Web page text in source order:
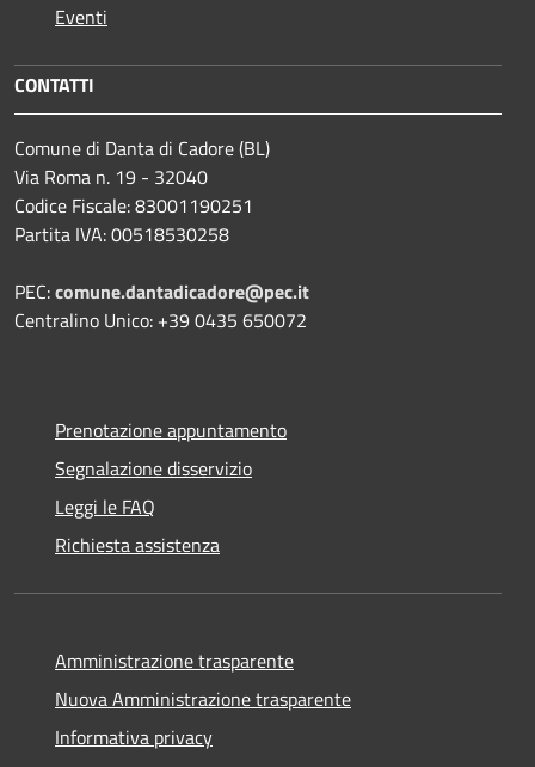
Eventi
CONTATTI
Comune di Danta di Cadore (BL)
Via Roma n. 19 - 32040
Codice Fiscale: 83001190251
Partita IVA: 00518530258
PEC:comune.dantadicadore@pec.it
Centralino Unico: +39 0435 650072
Prenotazione appuntamento
Segnalazione disservizio
Leggi le FAQ
Richiesta assistenza
Amministrazione trasparente
Nuova Amministrazione trasparente
Informativa privacy